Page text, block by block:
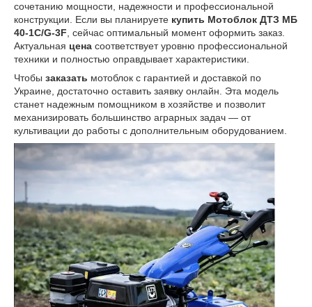
сочетанию мощности, надежности и профессиональной
конструкции. Если вы планируете купить Мотоблок ДТЗ МБ
40-1С/G-3F, сейчас оптимальный момент оформить заказ.
Актуальная цена соответствует уровню профессиональной
техники и полностью оправдывает характеристики.
Чтобы заказать мотоблок с гарантией и доставкой по
Украине, достаточно оставить заявку онлайн. Эта модель
станет надежным помощником в хозяйстве и позволит
механизировать большинство аграрных задач — от
культивации до работы с дополнительным оборудованием.